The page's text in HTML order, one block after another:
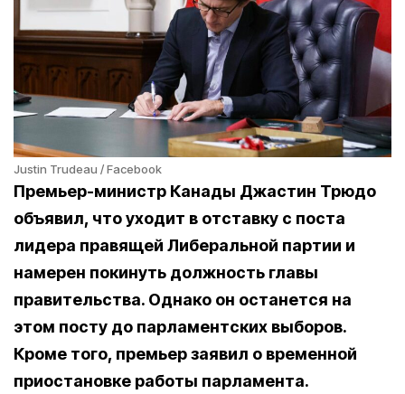
Justin Trudeau / Facebook
Премьер-министр Канады Джастин Трюдо
объявил, что уходит в отставку с поста
лидера правящей Либеральной партии и
намерен покинуть должность главы
правительства. Однако он останется на
этом посту до парламентских выборов.
Кроме того, премьер заявил о временной
приостановке работы парламента.